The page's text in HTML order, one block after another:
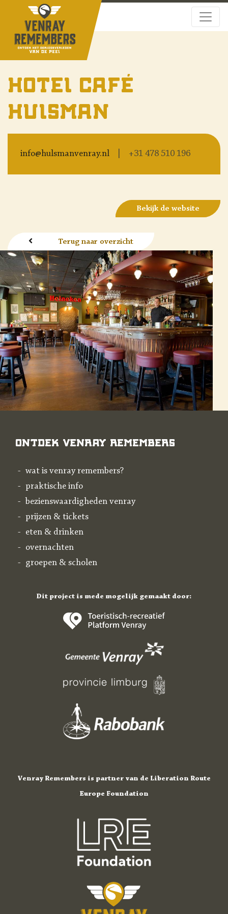
Hotel Café
Hulsman
info@hulsmanvenray.nl +31 478 510 196
Bekijk de website
Terug naar overzicht
Ontdek Venray Remembers
wat is venray remembers?
praktische info
bezienswaardigheden venray
prijzen & tickets
eten & drinken
overnachten
groepen & scholen
Dit project is mede mogelijk gemaakt door:
Venray Remembers is partner van de Liberation Route
Europe Foundation